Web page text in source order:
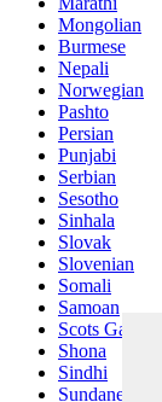
Mongolian
Burmese
Nepali
Norwegian
Pashto
Persian
Punjabi
Serbian
Sesotho
Sinhala
Slovak
Slovenian
Somali
Samoan
Scots Gaelic
Shona
Sindhi
Sundanese